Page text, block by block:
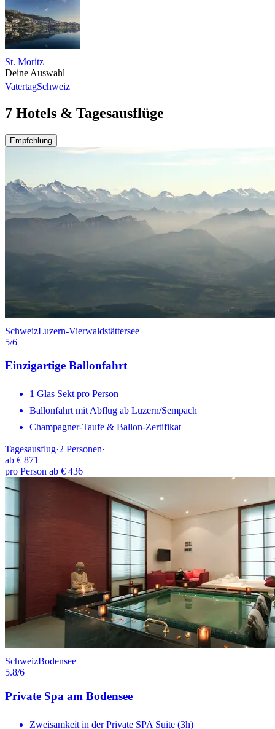
St. Moritz
Deine Auswahl
VatertagSchweiz
7 Hotels & Tagesausflüge
Empfehlung
SchweizLuzern-Vierwaldstättersee
5/6
Einzigartige Ballonfahrt
1 Glas Sekt pro Person
Ballonfahrt mit Abflug ab Luzern/Sempach
Champagner-Taufe & Ballon-Zertifikat
Tagesausflug·2 Personen·
ab € 871
pro Person ab € 436
SchweizBodensee
5.8/6
Private Spa am Bodensee
Zweisamkeit in der Private SPA Suite (3h)